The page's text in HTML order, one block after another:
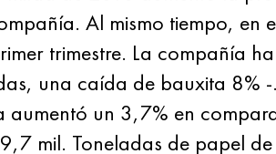
Al mismo tiempo,
trimestre. La compañía
una caída de bauxita 8%
aumentó un 3,7% en
mil. Toneladas de papel